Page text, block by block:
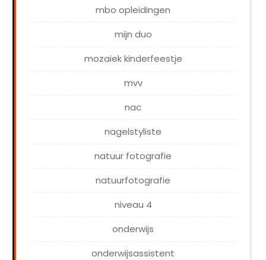
mbo opleidingen
mijn duo
mozaiek kinderfeestje
mvv
nac
nagelstyliste
natuur fotografie
natuurfotografie
niveau 4
onderwijs
onderwijsassistent